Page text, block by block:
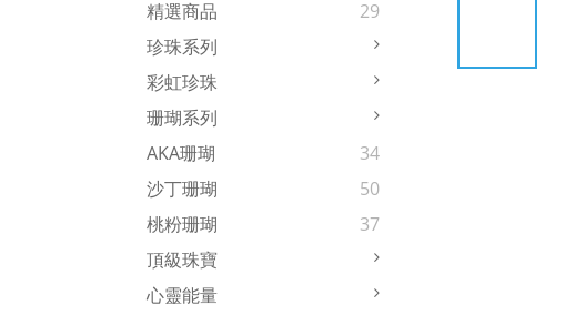
精選商品
29
珍珠系列
彩虹珍珠
珊瑚系列
AKA珊瑚
34
沙丁珊瑚
50
桃粉珊瑚
37
頂級珠寶
心靈能量